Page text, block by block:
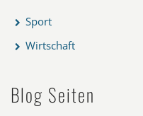
Sport
Wirtschaft
Blog Seiten